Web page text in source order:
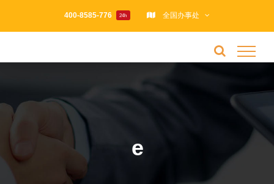
400-8585-776 24h 全国办事处
e